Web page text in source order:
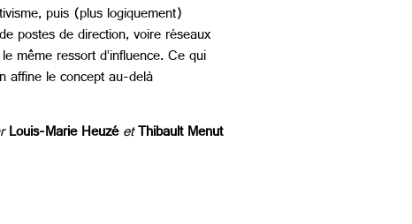
puis (plus logiquement)
postes de direction, voire réseaux
même ressort d’influence. Ce qui
affine le concept au-delà
Louis-Marie HeuzéetThibault Menut